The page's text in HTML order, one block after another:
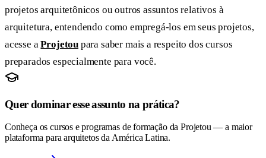
projetos arquitetônicos ou outros assuntos relativos à
arquitetura, entendendo como empregá-los em seus projetos,
acesse aProjetou para saber mais a respeito dos cursos
preparados especialmente para você.
Quer dominar esse assunto na prática?
Conheça os cursos e programas de formação da Projetou — a maior
plataforma para arquitetos da América Latina.